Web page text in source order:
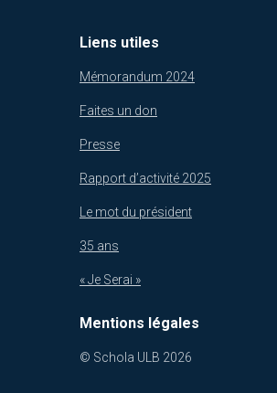
Liens utiles
Mémorandum 2024
Faites un don
Presse
Rapport d’activité 2025
Le mot du président
35 ans
« Je Serai »
Mentions légales
© Schola ULB 2026